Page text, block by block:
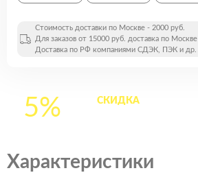
Стоимость доставки по Москве - 2000 руб.
Для заказов от 15000 руб. доставка по Москве
Доставка по РФ компаниями СДЭК, ПЭК и др.
5% СКИДКАна все
Характеристики